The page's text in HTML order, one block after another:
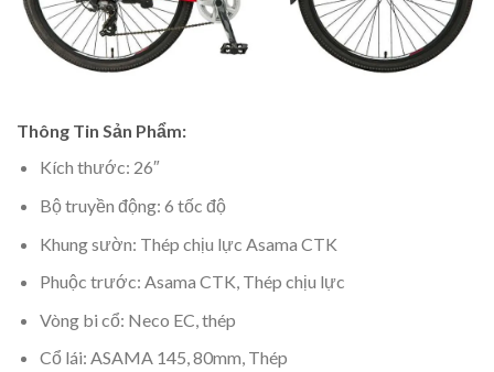
Thông Tin Sản Phẩm:
Kích thước: 26″
Bộ truyền động: 6 tốc độ
Khung sườn: Thép chịu lực Asama CTK
Phuộc trước: Asama CTK, Thép chịu lực
Vòng bi cổ: Neco EC, thép
Cổ lái: ASAMA 145, 80mm, Thép